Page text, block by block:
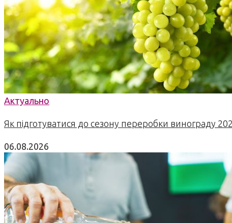
Актуально
Як підготуватися до сезону переробки винограду
06.08.2026